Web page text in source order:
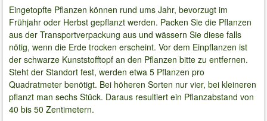
Eingetopfte Pflanzen können rund ums Jahr, bevorzugt im
Frühjahr oder Herbst gepflanzt werden. Packen Sie die Pflanzen
aus der Transportverpackung aus und wässern Sie diese falls
nötig, wenn die Erde trocken erscheint. Vor dem Einpflanzen ist
der schwarze Kunststofftopf an den Pflanzen bitte zu entfernen.
Steht der Standort fest, werden etwa 5 Pflanzen pro
Quadratmeter benötigt. Bei höheren Sorten nur vier, bei kleineren
pflanzt man sechs Stück. Daraus resultiert ein Pflanzabstand von
40 bis 50 Zentimetern.